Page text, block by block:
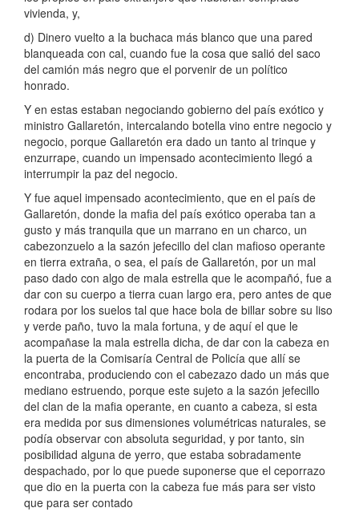
vivienda, y,
d) Dinero vuelto a la buchaca más blanco que una pared
blanqueada con cal, cuando fue la cosa que salió del saco
del camión más negro que el porvenir de un político
honrado.
Y en estas estaban negociando gobierno del país exótico y
ministro Gallaretón, intercalando botella vino entre negocio y
negocio, porque Gallaretón era dado un tanto al trinque y
enzurrape, cuando un impensado acontecimiento llegó a
interrumpir la paz del negocio.
Y fue aquel impensado acontecimiento, que en el país de
Gallaretón, donde la mafia del país exótico operaba tan a
gusto y más tranquila que un marrano en un charco, un
cabezonzuelo a la sazón jefecillo del clan mafioso operante
en tierra extraña, o sea, el país de Gallaretón, por un mal
paso dado con algo de mala estrella que le acompañó, fue a
dar con su cuerpo a tierra cuan largo era, pero antes de que
rodara por los suelos tal que hace bola de billar sobre su liso
y verde paño, tuvo la mala fortuna, y de aquí el que le
acompañase la mala estrella dicha, de dar con la cabeza en
la puerta de la Comisaría Central de Policía que allí se
encontraba, produciendo con el cabezazo dado un más que
mediano estruendo, porque este sujeto a la sazón jefecillo
del clan de la mafia operante, en cuanto a cabeza, si esta
era medida por sus dimensiones volumétricas naturales, se
podía observar con absoluta seguridad, y por tanto, sin
posibilidad alguna de yerro, que estaba sobradamente
despachado, por lo que puede suponerse que el ceporrazo
que dio en la puerta con la cabeza fue más para ser visto
que para ser contado